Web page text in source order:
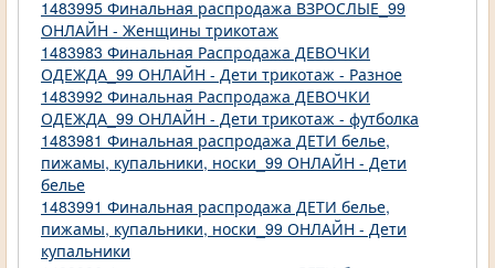
1483995 Финальная распродажа ВЗРОСЛЫЕ_99
ОНЛАЙН - Женщины трикотаж
1483983 Финальная Распродажа ДЕВОЧКИ
ОДЕЖДА_99 ОНЛАЙН - Дети трикотаж - Разное
1483992 Финальная Распродажа ДЕВОЧКИ
ОДЕЖДА_99 ОНЛАЙН - Дети трикотаж - футболка
1483981 Финальная распродажа ДЕТИ белье,
пижамы, купальники, носки_99 ОНЛАЙН - Дети
белье
1483991 Финальная распродажа ДЕТИ белье,
пижамы, купальники, носки_99 ОНЛАЙН - Дети
купальники